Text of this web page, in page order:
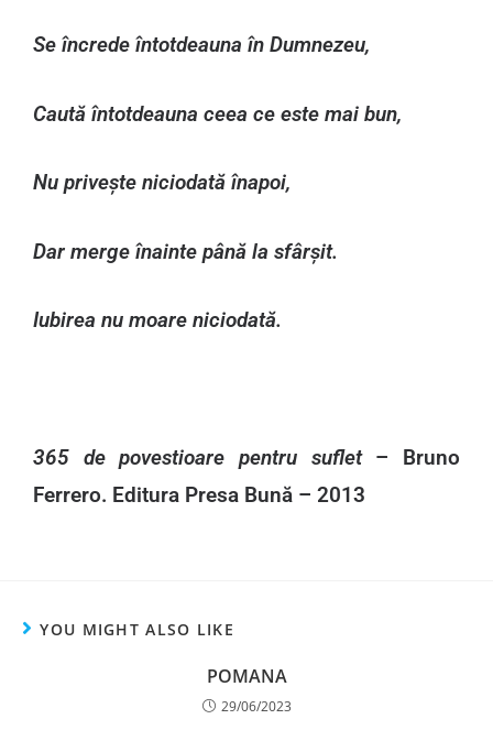
Se încrede întotdeauna în Dumnezeu,
Caută întotdeauna ceea ce este mai bun,
Nu privește niciodată înapoi,
Dar merge înainte până la sfârșit.
Iubirea nu moare niciodată.
365 de povestioare pentru suflet– Bruno
Ferrero. Editura Presa Bună – 2013
YOU MIGHT ALSO LIKE
POMANA
29/06/2023